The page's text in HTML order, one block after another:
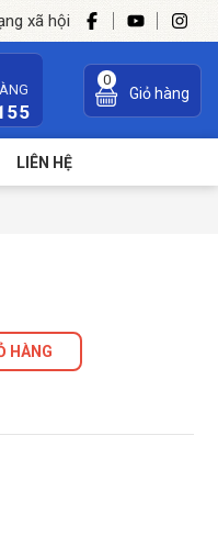
xã hội
0
Giỏ hàng
LIÊN HỆ
HÀNG